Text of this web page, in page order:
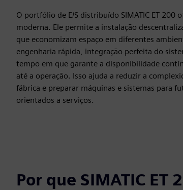
O portfólio de E/S distribuído SIMATIC ET 200
moderna. Ele permite a instalação
que economizam espaço em diferentes
engenharia rápida, integração perfeita do
tempo em que garante a disponibilidade
até a operação. Isso ajuda a reduzir a
fábrica e preparar máquinas e sistemas para
orientados a serviços.
Por que SIMATIC ET